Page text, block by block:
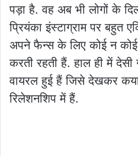
पड़ा है. वह अब भी लोगों के
प्रियंका इंस्टाग्राम पर बहुत
अपने फैन्स के लिए कोई न कोई
करती रहती हैं. हाल ही में
वायरल हुई हैं जिसे देखकर
रिलेशनशिप में हैं.